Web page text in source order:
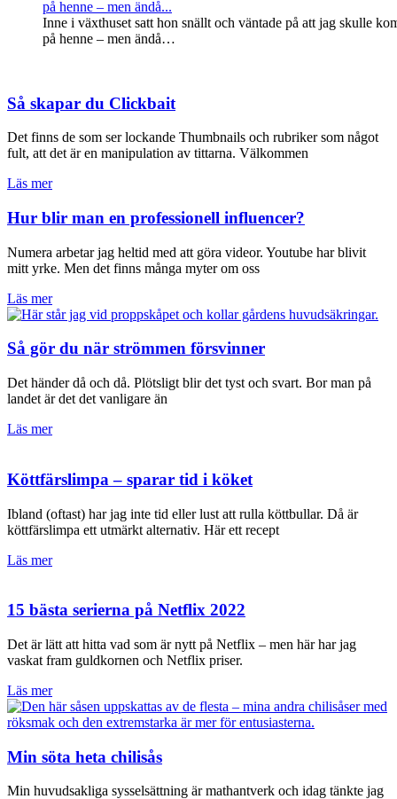
Inne i växthuset satt hon snällt och väntade på att jag skulle
på henne – men ändå…
Så skapar du Clickbait
Det finns de som ser lockande Thumbnails och rubriker som något
fult, att det är en manipulation av tittarna. Välkommen
Läs mer
Hur blir man en professionell influencer?
Numera arbetar jag heltid med att göra videor. Youtube har blivit
mitt yrke. Men det finns många myter om oss
Läs mer
Så gör du när strömmen försvinner
Det händer då och då. Plötsligt blir det tyst och svart. Bor man på
landet är det det vanligare än
Läs mer
Köttfärslimpa – sparar tid i köket
Ibland (oftast) har jag inte tid eller lust att rulla köttbullar. Då är
köttfärslimpa ett utmärkt alternativ. Här ett recept
Läs mer
15 bästa serierna på Netflix 2022
Det är lätt att hitta vad som är nytt på Netflix – men här har jag
vaskat fram guldkornen och Netflix priser.
Läs mer
Min söta heta chilisås
Min huvudsakliga sysselsättning är mathantverk och idag tänkte jag